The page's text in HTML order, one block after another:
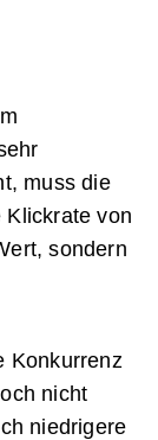
muss die
Klickrate von
sondern
Konkurrenz
nicht
niedrigere